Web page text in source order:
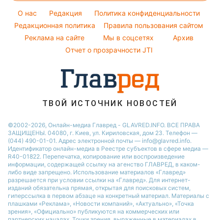
София Ротару
Новости Черкассы
Новости Тернополя
Новости Ровно
Новости Запорожья
Новости Одессы
Пылевая буря
Оптические иллюзии
Народные приметы
Все о шоу-бизнесе
O нас Редакция
Политика конфиденциальности
Редакционная политика
Правила пользования сайтом
Реклама на сайте
Мы в соцсетях
Архив
Отчет о прозрачности JTI
ТВОЙ ИСТОЧНИК НОВОСТЕЙ
©2002-2026, Онлайн-медиа Главред - GLAVRED.INFO. ВСЕ ПРАВА
ЗАЩИЩЕНЫ. 04080, г. Киев, ул. Кириловская, дом 23. Телефон —
(044) 490-01-01. Адрес электронной почты — info@glavred.info.
Идентификатор онлайн-медиа в Реестре cубъектов в сфере медиа —
R40-01822. Перепечатка, копирование или воспроизведение
информации, содержащей ссылку на агенство ГЛАВРЕД, в каком-
либо виде запрещено. Использование материалов «Главред»
разрешается при условии ссылки на «Главред». Для интернет-
изданий обязательна прямая, открытая для поисковых систем,
гиперссылка в первом абзаце на конкретный материал. Материалы с
плашками «Реклама», «Новости компаний», «Актуально», «Точка
зрения», «Официально» публикуются на коммерческих или